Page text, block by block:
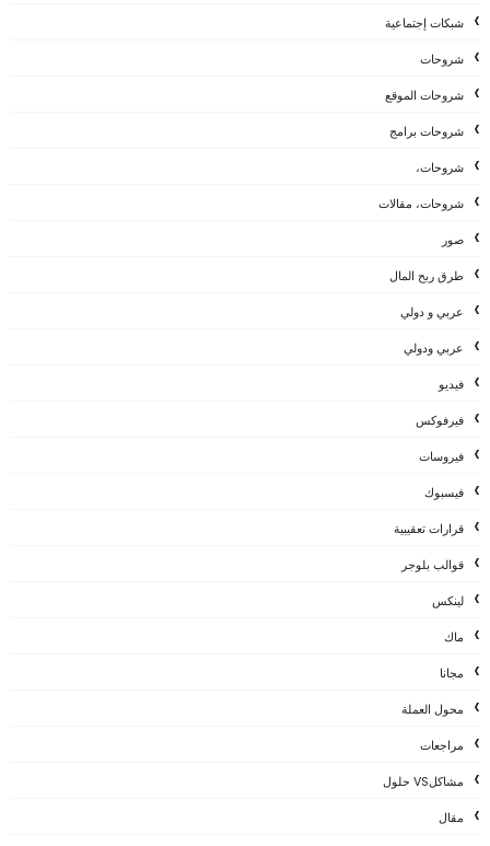
شبكات إجتماعية
شروحات
شروحات الموقع
شروحات برامج
شروحات،
شروحات، مقالات
صور
طرق ربح المال
عربي و دولي
عربي ودولي
فيديو
فيرفوكس
فيروسات
فيسبوك
قرارات تعقيبية
قوالب بلوجر
لينكس
ماك
مجانا
محول العملة
مراجعات
مشاكلVS حلول
مقال